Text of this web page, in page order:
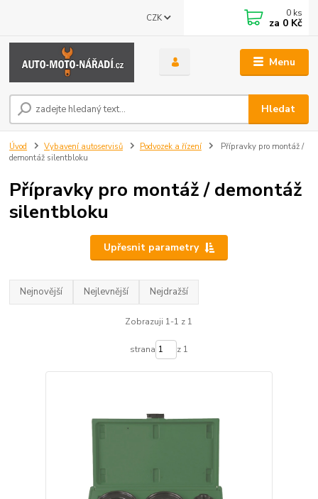
Menu
CZK
Hledat
0 ks
za 0 Kč
Úvod Vybavení autoservisů Podvozek a řízení
Přípravky pro montáž /
demontáž silentbloku
Přípravky pro montáž / demontáž
silentbloku
Upřesnit parametry
Nejnovější Nejlevnější Nejdražší
Zobrazuji 1-1 z 1
strana z 1